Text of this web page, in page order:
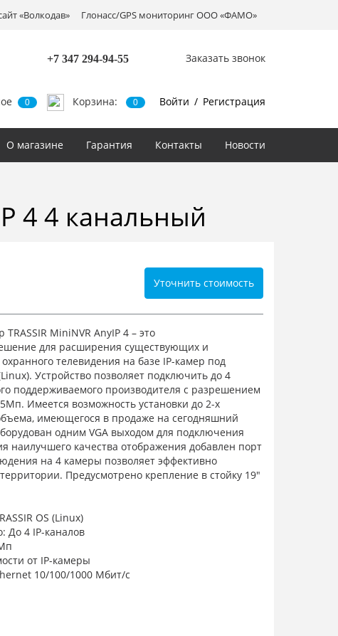
«Волкодав» Глонасс/GPS мониторинг ООО «ФАМО»
0
+7 347294-94-55
Корзина: 0
Заказать звонок
Войти /Регистрация
О магазине Гарантия Контакты Новости
4 4 канальный
Уточнить стоимость
MiniNVR AnyIP 4 – это
для расширения существующих и
телевидения на базе IP-камер под
Устройство позволяет подключить до 4
поддерживаемого производителя с разрешением
Имеется возможность установки до 2-х
имеющегося в продаже на сегодняшний
одним VGA выходом для подключения
наилучшего качества отображения добавлен порт
на 4 камеры позволяет эффективно
Предусмотрено крепление в стойку 19"
OS (Linux)
До 4 IP-каналов
от IP-камеры
10/100/1000 Мбит/с